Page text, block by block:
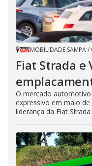
MOBILIDADE SAMPA/
Fiat Strada e
O mercado
expressivo em maio
liderança da Fiat Strada